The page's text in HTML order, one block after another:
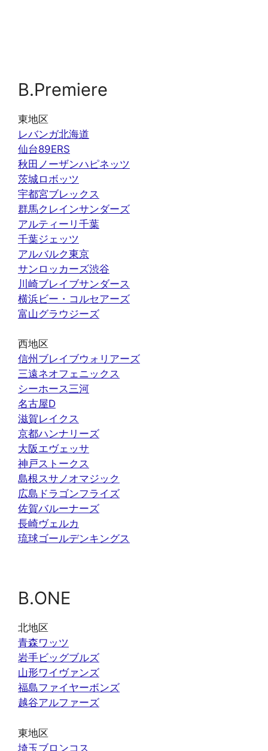
B.Premiere
東地区
レバンガ北海道
仙台89ERS
秋田ノーザンハピネッツ
茨城ロボッツ
宇都宮ブレックス
群馬クレインサンダーズ
アルティーリ千葉
千葉ジェッツ
アルバルク東京
サンロッカーズ渋谷
川崎ブレイブサンダース
横浜ビー・コルセアーズ
富山グラウジーズ
西地区
信州ブレイブウォリアーズ
三遠ネオフェニックス
シーホース三河
名古屋D
滋賀レイクス
京都ハンナリーズ
大阪エヴェッサ
神戸ストークス
島根スサノオマジック
広島ドラゴンフライズ
佐賀バルーナーズ
長崎ヴェルカ
琉球ゴールデンキングス
B.ONE
北地区
青森ワッツ
岩手ビッグブルズ
山形ワイヴァンズ
福島ファイヤーボンズ
越谷アルファーズ
東地区
埼玉ブロンコス